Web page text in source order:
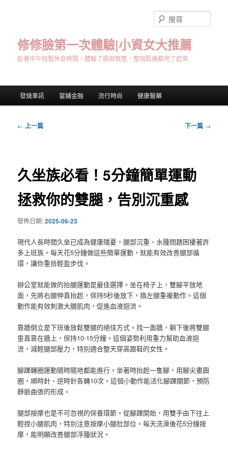
修修臉第一次體驗|小資女大推薦
趁著中午短暫休息時間，體驗了臉部微整，整個肌膚都亮了起來
尋
發燒車訊 當鋪金融 流行時尚 健康醫藥
文
← 上一篇 下一篇 →
久坐族必看！5分鐘簡單運動
拯救你的雙腿，告別沉重感
發佈日期:2025-06-23
現代人長時間久坐已成為健康隱憂，腿部沉重、水腫問題困擾著許
多上班族。每天花5分鐘做這些簡單運動，就能有效改善腿部循
環，讓你重拾輕盈步伐。
辦公室就能做的抬腿運動是最佳選擇。坐在椅子上，雙腳平放地
面，先將右腿伸直抬起，保持5秒後放下，換左腿重複動作。這個
動作能有效刺激大腿肌肉，促進血液迴流。
靠牆倒立是下班後放鬆雙腿的絕佳方式。找一面牆，躺下後將雙腿
垂直靠在牆上，保持10-15分鐘。這個姿勢利用重力幫助血液迴
流，減輕腿部壓力，特別適合整天穿高跟鞋的女性。
腳踝轉圈運動隨時隨地都能進行。坐著時抬起一隻腳，用腳尖畫圓
圈，順時針、逆時針各轉10次。這個小動作能活化腳踝關節，預防
靜脈曲張的形成。
腿部按摩也是不可忽視的保養環節。從腳踝開始，用雙手由下往上
輕捏小腿肌肉，特別注意按摩小腿肚部位。每天洗澡後花5分鐘按
摩，能明顯改善腿部浮腫狀況。